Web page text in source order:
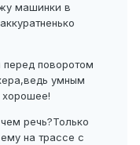
машинки в
поворотом
умным
хорошее!
речь?Только
на трассе с